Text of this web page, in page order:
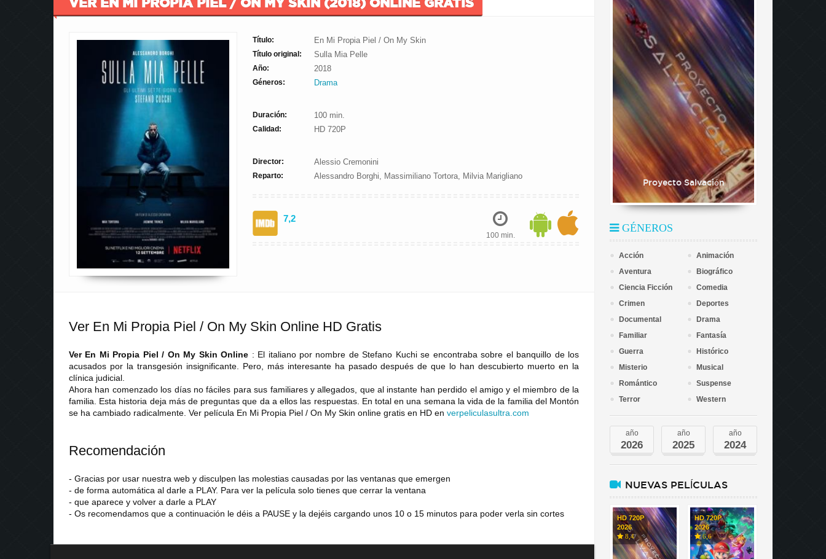
Título: En Mi Propia Piel / On My Skin
Título original: Sulla Mia Pelle
Año: 2018
Géneros: Drama
Duración: 100 min.
Calidad: HD 720P
Director: Alessio Cremonini
Reparto: Alessandro Borghi, Massimiliano Tortora, Milvia Marigliano
7,2
100 min.
Ver En Mi Propia Piel / On My Skin Online HD Gratis
Ver En Mi Propia Piel / On My Skin Online : El italiano por nombre de Stefano Kuchi se encontraba sobre el banquillo de los
acusados por la transgesión insignificante. Pero, más interesante ha pasado después de que lo han descubierto muerto en la
clínica judicial.
Ahora han comenzado los días no fáciles para sus familiares y allegados, que al instante han perdido el amigo y el miembro de la
familia. Esta historia deja más de preguntas que da a ellos las respuestas. En total en una semana la vida de la familia del Montón
se ha cambiado radicalmente. Ver película En Mi Propia Piel / On My Skin online gratis en HD en verpeliculasultra com
Recomendación
- Gracias por usar nuestra web y disculpen las molestias causadas por las ventanas que emergen
- de forma automática al darle a PLAY. Para ver la película solo tienes que cerrar la ventana
- que aparece y volver a darle a PLAY
- Os recomendamos que a continuación le déis a PAUSE y la dejéis cargando unos 10 o 15 minutos para poder verla sin cortes
Proyecto Salvación
GÉNEROS
Acción
Animación
Aventura
Biográfico
Ciencia Ficción
Comedia
Crimen
Deportes
Documental
Drama
Familiar
Fantasía
Guerra
Histórico
Misterio
Musical
Romántico
Suspense
Terror
Western
año
2026
año
2025
año
2024
NUEVAS PELÍCULAS
HD 720P
2026
8,4
HD 720P
2026
6,6